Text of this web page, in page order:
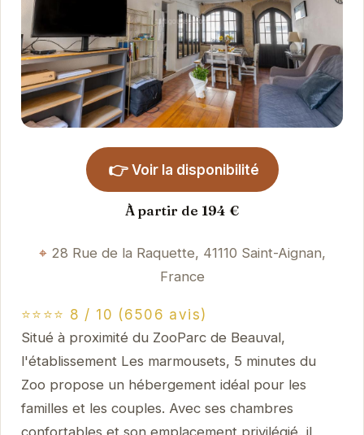
👉 Voir la disponibilité
À partir de 194 €
28 Rue de la Raquette, 41110 Saint-Aignan,
France
⭐⭐⭐⭐ 8 / 10 (6506 avis)
Situé à proximité du ZooParc de Beauval,
l'établissement Les marmousets, 5 minutes du
Zoo propose un hébergement idéal pour les
familles et les couples. Avec ses chambres